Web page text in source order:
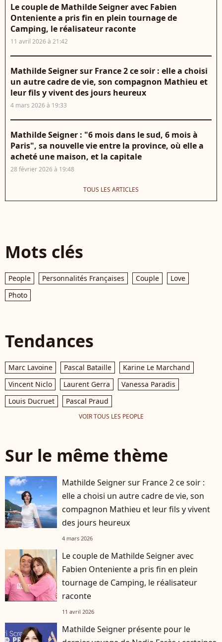
Le couple de Mathilde Seigner avec Fabien
Onteniente a pris fin en plein tournage de
Camping, le réalisateur raconte
11 avril 2026 à 21:42
Mathilde Seigner sur France 2 ce soir : elle a choisi
un autre cadre de vie, son compagnon Mathieu et
leur fils y vivent des jours heureux
4 mars 2026 à 19:33
Mathilde Seigner : "6 mois dans le sud, 6 mois à
Paris", sa nouvelle vie entre la province, où elle a
acheté une maison, et la capitale
28 février 2026 à 19:48
TOUS LES ARTICLES
Mots clés
People Personnalités Françaises Couple
Love
Photo
Tendances
Marc Lavoine Pascal Bataille
Karine Le Marchand
Vincent Niclo
Laurent Gerra
Vanessa Paradis
Louis Ducruet
Pascal Praud
VOIR TOUS LES PEOPLE
Sur le même thème
Mathilde Seigner sur France 2 ce soir :
elle a choisi un autre cadre de vie, son
compagnon Mathieu et leur fils y vivent
des jours heureux
4 mars 2026
Le couple de Mathilde Seigner avec
Fabien Onteniente a pris fin en plein
tournage de Camping, le réalisateur
raconte
11 avril 2026
Mathilde Seigner présente pour le